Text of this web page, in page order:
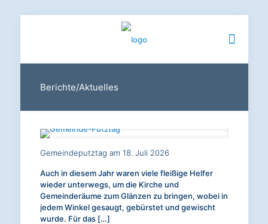
Berichte/Aktuelles
Gemeindeputztag am 18. Juli 2026
Auch in diesem Jahr waren viele fleißige Helfer
wieder unterwegs, um die Kirche und
Gemeinderäume zum Glänzen zu bringen, wobei in
jedem Winkel gesaugt, gebürstet und gewischt
wurde. Für das[…]